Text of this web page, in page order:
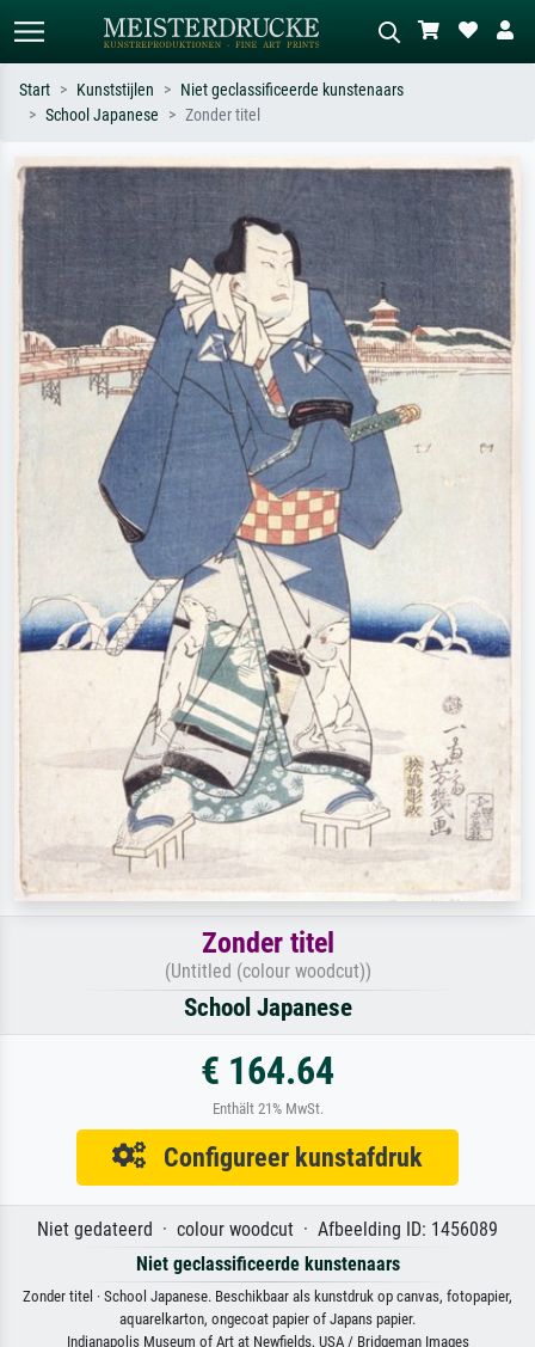
Zoek op kunstenaar, titel of stijl – bijv.
Monet, Sterrennacht, impressionisme,
Hokusai-golf, naakt.
Beschrijf de scène – bijv. groene
weide, abstract met veel rood, donker
olieverfschilderij, staand naakt naast
Start Kunststijlen
Niet geclassificeerde kunstenaars
School Japanese
Zonder titel
Zonder titel
(Untitled (colour woodcut))
School Japanese
€ 164.64
Enthält 21% MwSt.
Configureer kunstafdruk
Niet gedateerd · colour woodcut · Afbeelding ID: 1456089
Niet geclassificeerde kunstenaars
Zonder titel · School Japanese. Beschikbaar als kunstdruk op canvas, fotopapier,
aquarelkarton, ongecoat papier of Japans papier.
Indianapolis Museum of Art at Newfields, USA / Bridgeman Images